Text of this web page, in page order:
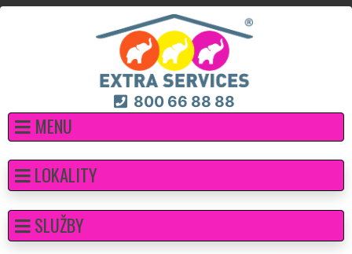
800 66 88 88
MENU
LOKALITY
SLUŽBY